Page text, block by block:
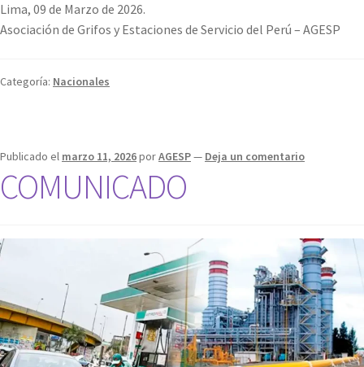
Lima, 09 de Marzo de 2026.
Asociación de Grifos y Estaciones de Servicio del Perú – AGESP
Categoría: Nacionales
Publicado el marzo 11, 2026porAGESP— Deja un comentario
COMUNICADO